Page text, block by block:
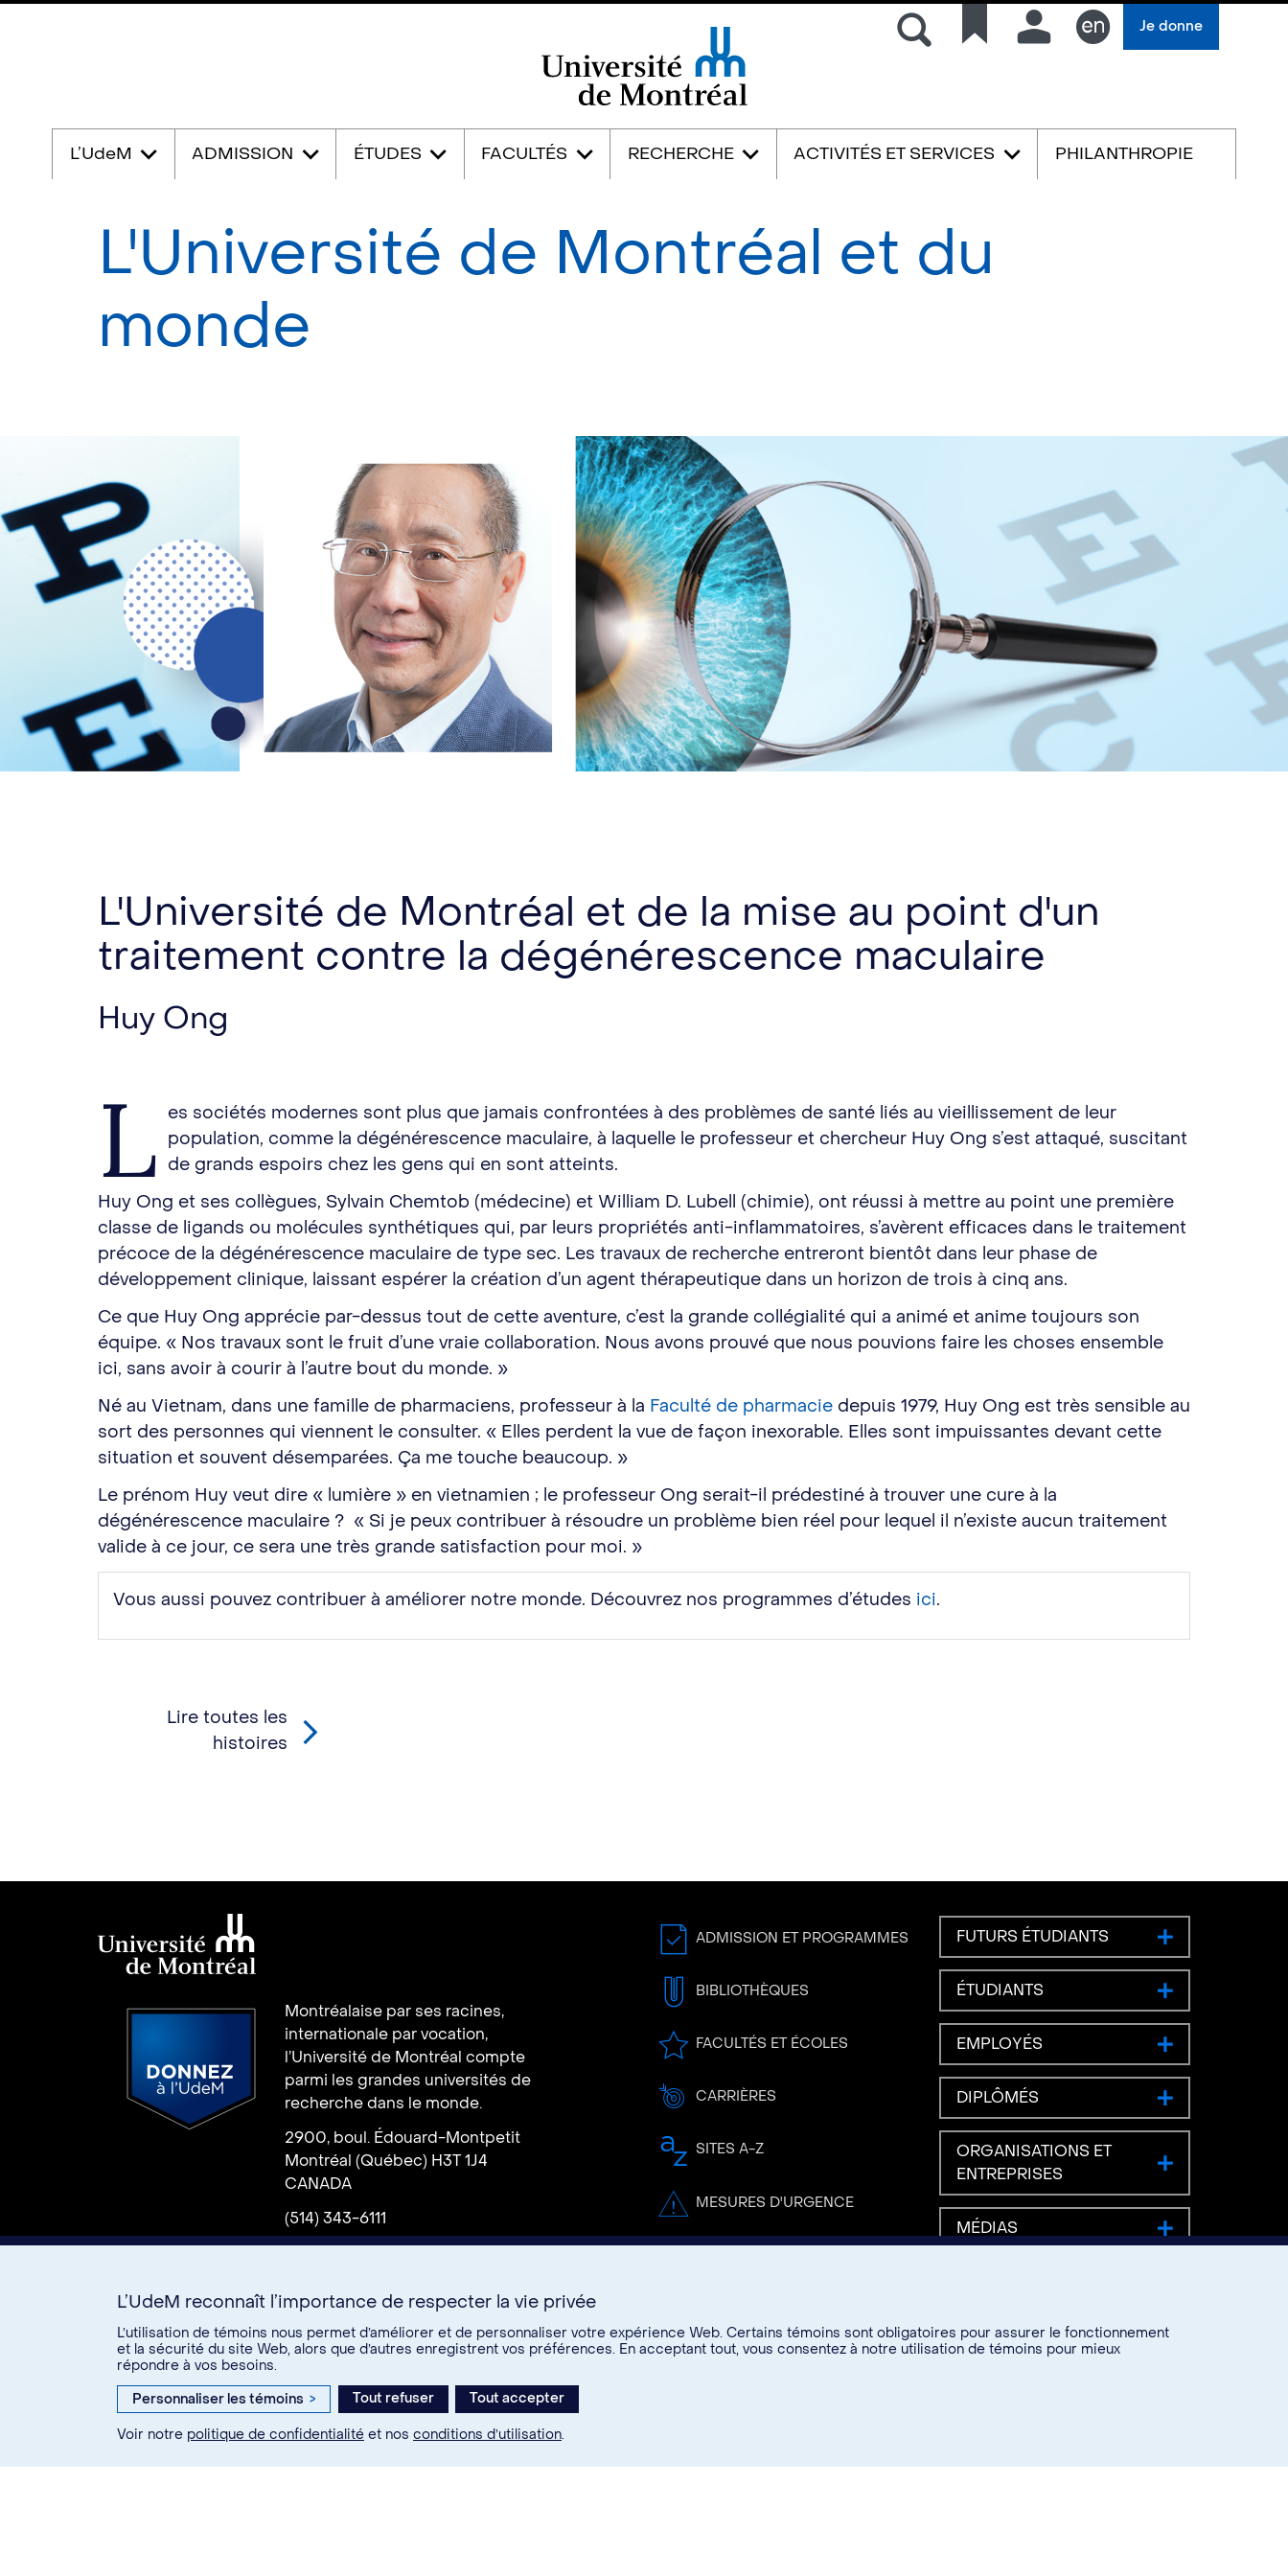
Rechercher Liens Connexion Je donne
L’UdeM ADMISSION ÉTUDES FACULTÉS RECHERCHE ACTIVITÉS ET SERVICES PHILANTHROPIE
L'Université de Montréal et du
monde
L'Université de Montréal et de la mise au point d'un
traitement contre la dégénérescence maculaire
Huy Ong
L es sociétés modernes sont plus que jamais confrontées à des problèmes de santé liés au vieillissement de leur
population, comme la dégénérescence maculaire, à laquelle le professeur et chercheur Huy Ong s’est attaqué, suscitant
de grands espoirs chez les gens qui en sont atteints.
Huy Ong et ses collègues, Sylvain Chemtob (médecine) et William D. Lubell (chimie), ont réussi à mettre au point une première
classe de ligands ou molécules synthétiques qui, par leurs propriétés anti-inflammatoires, s’avèrent efficaces dans le traitement
précoce de la dégénérescence maculaire de type sec. Les travaux de recherche entreront bientôt dans leur phase de
développement clinique, laissant espérer la création d’un agent thérapeutique dans un horizon de trois à cinq ans.
Ce que Huy Ong apprécie par-dessus tout de cette aventure, c’est la grande collégialité qui a animé et anime toujours son
équipe. « Nos travaux sont le fruit d’une vraie collaboration. Nous avons prouvé que nous pouvions faire les choses ensemble
ici, sans avoir à courir à l’autre bout du monde. »
Né au Vietnam, dans une famille de pharmaciens, professeur à la Faculté de pharmacie depuis 1979, Huy Ong est très sensible au
sort des personnes qui viennent le consulter. « Elles perdent la vue de façon inexorable. Elles sont impuissantes devant cette
situation et souvent désemparées. Ça me touche beaucoup. »
Le prénom Huy veut dire « lumière » en vietnamien ; le professeur Ong serait-il prédestiné à trouver une cure à la
dégénérescence maculaire ? « Si je peux contribuer à résoudre un problème bien réel pour lequel il n’existe aucun traitement
valide à ce jour, ce sera une très grande satisfaction pour moi. »
Vous aussi pouvez contribuer à améliorer notre monde. Découvrez nos programmes d’études ici.
Lire toutes les
histoires
FUTURS ÉTUDIANTS
ÉTUDIANTS
EMPLOYÉS
DIPLÔMÉS
ORGANISATIONS ET
ENTREPRISES
MÉDIAS
ADMISSION ET PROGRAMMES
BIBLIOTHÈQUES
FACULTÉS ET ÉCOLES
CARRIÈRES
SITES A-Z
MESURES D'URGENCE
Montréalaise par ses racines,
internationale par vocation,
l’Université de Montréal compte
parmi les grandes universités de
recherche dans le monde.
2900, boul. Édouard-Montpetit
Montréal (Québec) H3T 1J4
CANADA
(514) 343-6111
U15
Université de
Comment
rendre
Plan Nous
TwitterFacebookLinkedInInstagramYoutube
L’UdeM reconnaît l’importance de respecter la vie privée
L’utilisation de témoins nous permet d’améliorer et de personnaliser votre expérience Web. Certains témoins sont obligatoires pour assurer le fonctionnement
et la sécurité du site Web, alors que d’autres enregistrent vos préférences. En acceptant tout, vous consentez à notre utilisation de témoins pour mieux
répondre à vos besoins.
Personnaliser les témoins > Tout refuser
Tout accepter
Voir notre politique de confidentialité et nos conditions d’utilisation.